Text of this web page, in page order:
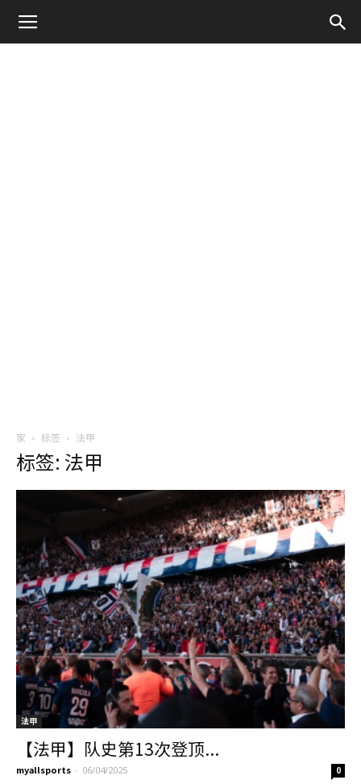
家 标签 法甲
标签: 法甲
法甲
【法甲】队史第13次登顶...
myallsports - 06/04/2025 0